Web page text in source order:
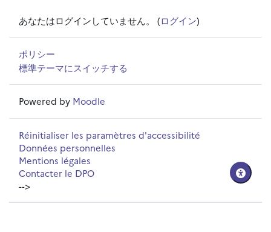
あなたはログインしていません。 (ログイン)
ポリシー
標準テーマにスイッチする
Powered by Moodle
Réinitialiser les paramètres d'accessibilité
Données personnelles
Mentions légales
Contacter le DPO
-->